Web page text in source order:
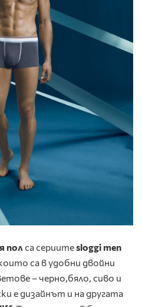
пол са сериитеsloggi men
са в удобни двойни
– черно,бяло, сиво и
е дизайнът и на другата